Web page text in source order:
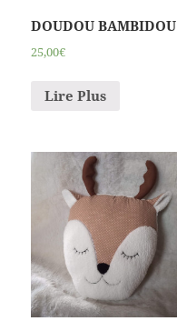
DOUDOU BAMBIDOU
25,00€
Lire Plus